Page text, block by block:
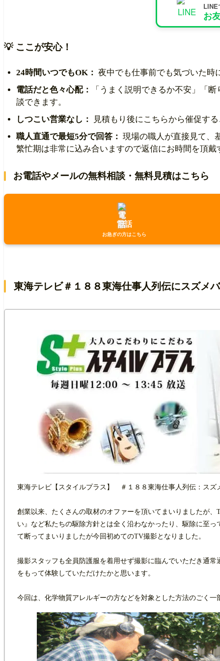
LINE
お
💡 ここが安心！
24時間いつでもOK： 夜中でも仕事前でも気づいた時
電話だと色々心配：
「うまく説明できるか不安」「
談できます。
しつこい営業なし：
見積もり後にこちらから催促す
職人直通で最短5分で回答： 現場の職人が直接見て、
繁忙期は非常に込み合いますので返信にお時間を頂
お電話やメールの無料相談・無料見積はこちら
電話
お急ぎの方はこちら
東海テレビ＃１８８東海仕事人列伝にスズメ
東海テレビ【スタイルプラス】 ＃１８８東海仕事人列伝：スズ
創業以来、たくさんの取材のオファーを頂いてまいりましたが
い』など私たちの駆除方針とは全く沿わなかったり、駆除に至
て断ってまいりましたが今回初めてのTV撮影となりました。
撮影スタッフも全員防護服を着用せず撮影に臨んでいただき通
をもって体験していただけたかと思います。
今回は、化学物質アレルギーの方などを対象とした方法のごく